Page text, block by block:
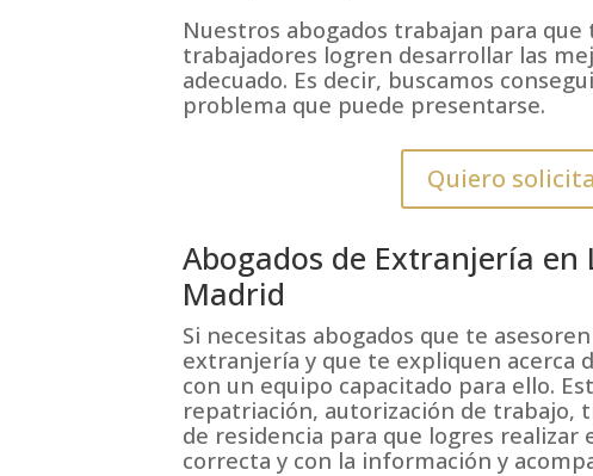
Nuestros abogados trabajan para
trabajadores logren desarrollar las
adecuado. Es decir, buscamos
problema que puede presentarse.
Quiero
Abogados de Extranjería en
Madrid
Si necesitas abogados que te
extranjería y que te expliquen acerca
con un equipo capacitado para ello.
repatriación, autorización de trabajo,
de residencia para que logres
correcta y con la información y